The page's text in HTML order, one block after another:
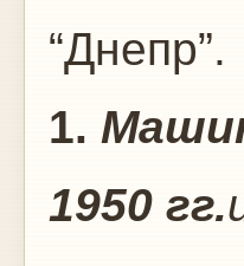
“Днепр”.
1.
1950 гг.